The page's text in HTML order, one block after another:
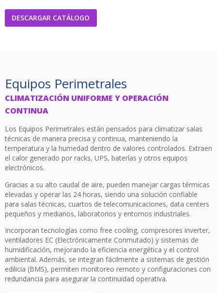
DESCARGAR CATÁLOGO
Equipos Perimetrales
CLIMATIZACIÓN UNIFORME Y OPERACIÓN
CONTINUA
Los Equipos Perimetrales están pensados para climatizar salas
técnicas de manera precisa y continua, manteniendo la
temperatura y la humedad dentro de valores controlados. Extraen
el calor generado por racks, UPS, baterías y otros equipos
electrónicos.
Gracias a su alto caudal de aire, pueden manejar cargas térmicas
elevadas y operar las 24 horas, siendo una solución confiable
para salas técnicas, cuartos de telecomunicaciones, data centers
pequeños y medianos, laboratorios y entornos industriales.
Incorporan tecnologías como free cooling, compresores inverter,
ventiladores EC (Electrónicamente Conmutado) y sistemas de
humidificación, mejorando la eficiencia energética y el control
ambiental. Además, se integran fácilmente a sistemas de gestión
edilicia (BMS), permiten monitoreo remoto y configuraciones con
redundancia para asegurar la continuidad operativa.